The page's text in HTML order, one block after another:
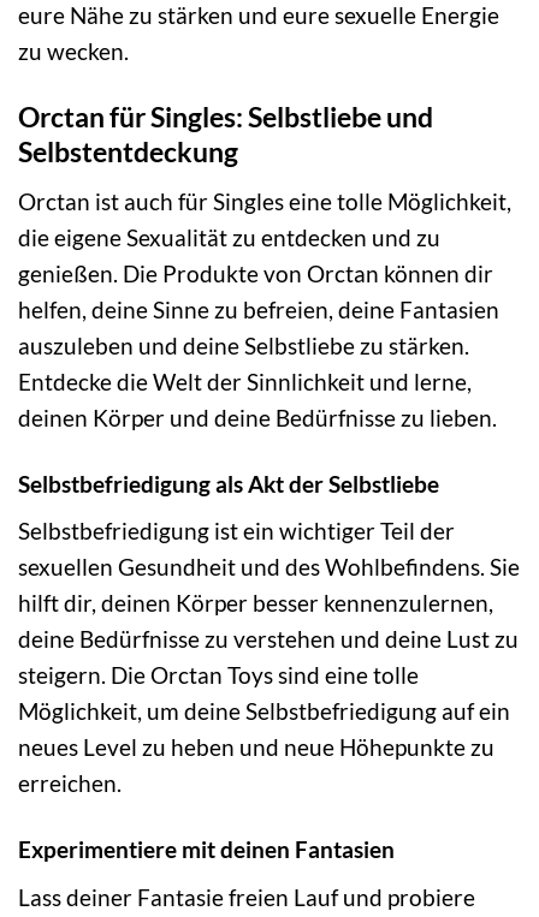
eure Nähe zu stärken und eure sexuelle Energie
zu wecken.
Orctan für Singles: Selbstliebe und
Selbstentdeckung
Orctan ist auch für Singles eine tolle Möglichkeit,
die eigene Sexualität zu entdecken und zu
genießen. Die Produkte von Orctan können dir
helfen, deine Sinne zu befreien, deine Fantasien
auszuleben und deine Selbstliebe zu stärken.
Entdecke die Welt der Sinnlichkeit und lerne,
deinen Körper und deine Bedürfnisse zu lieben.
Selbstbefriedigung als Akt der Selbstliebe
Selbstbefriedigung ist ein wichtiger Teil der
sexuellen Gesundheit und des Wohlbefindens. Sie
hilft dir, deinen Körper besser kennenzulernen,
deine Bedürfnisse zu verstehen und deine Lust zu
steigern. Die Orctan Toys sind eine tolle
Möglichkeit, um deine Selbstbefriedigung auf ein
neues Level zu heben und neue Höhepunkte zu
erreichen.
Experimentiere mit deinen Fantasien
Lass deiner Fantasie freien Lauf und probiere